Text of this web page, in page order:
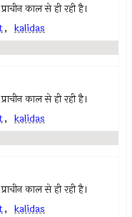
काल से ही रही है।
, kalidas
काल से ही रही है।
, kalidas
काल से ही रही है।
, kalidas